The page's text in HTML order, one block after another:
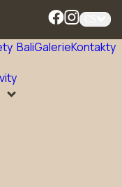
BaliGalerieKontakty